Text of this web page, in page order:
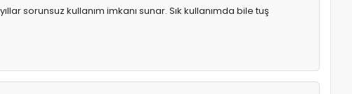
sorunsuz kullanım imkanı sunar. Sık kullanımda bile tuş